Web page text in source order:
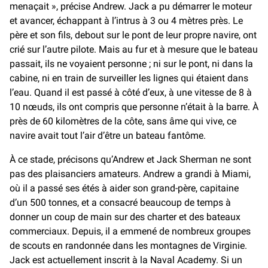
menaçait », précise Andrew. Jack a pu démarrer le moteur
et avancer, échappant à l’intrus à 3 ou 4 mètres près. Le
père et son fils, debout sur le pont de leur propre navire, ont
crié sur l’autre pilote. Mais au fur et à mesure que le bateau
passait, ils ne voyaient personne ; ni sur le pont, ni dans la
cabine, ni en train de surveiller les lignes qui étaient dans
l’eau. Quand il est passé à côté d’eux, à une vitesse de 8 à
10 nœuds, ils ont compris que personne n’était à la barre. À
près de 60 kilomètres de la côte, sans âme qui vive, ce
navire avait tout l’air d’être un bateau fantôme.
À ce stade, précisons qu’Andrew et Jack Sherman ne sont
pas des plaisanciers amateurs. Andrew a grandi à Miami,
où il a passé ses étés à aider son grand-père, capitaine
d’un 500 tonnes, et a consacré beaucoup de temps à
donner un coup de main sur des charter et des bateaux
commerciaux. Depuis, il a emmené de nombreux groupes
de scouts en randonnée dans les montagnes de Virginie.
Jack est actuellement inscrit à la Naval Academy. Si un